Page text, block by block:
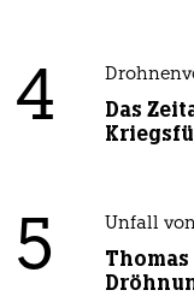
4
Das
5 Unfall